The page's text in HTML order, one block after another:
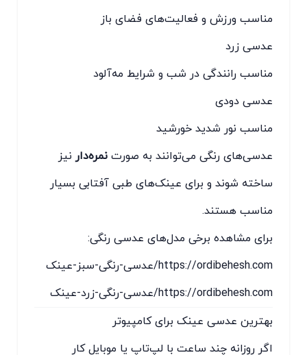
مناسب ورزش و فعالیت‌های فضای باز
عدسی زرد
مناسب رانندگی در شب و شرایط مه‌آلود
عدسی دودی
مناسب نور شدید خورشید
عدسی‌های رنگی می‌توانند به صورت نمره‌دار نیز
ساخته شوند و برای عینک‌های طبی آفتابی بسیار
مناسب هستند.
برای مشاهده برخی مدل‌های عدسی رنگی:
https://ordibehesh.com/عدسی-رنگی-سبز-عینک
https://ordibehesh.com/عدسی-رنگی-زرد-عینک
بهترین عدسی عینک برای کامپیوتر
اگر روزانه چند ساعت با لپ‌تاپ یا موبایل کار